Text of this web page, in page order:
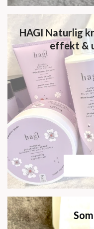
HAGI Naturlig
effekt &